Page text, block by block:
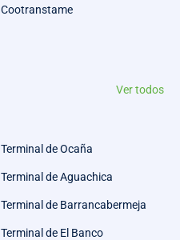
Cootranstame
Ver todos
Terminal de Ocaña
Terminal de Aguachica
Terminal de Barrancabermeja
Terminal de El Banco